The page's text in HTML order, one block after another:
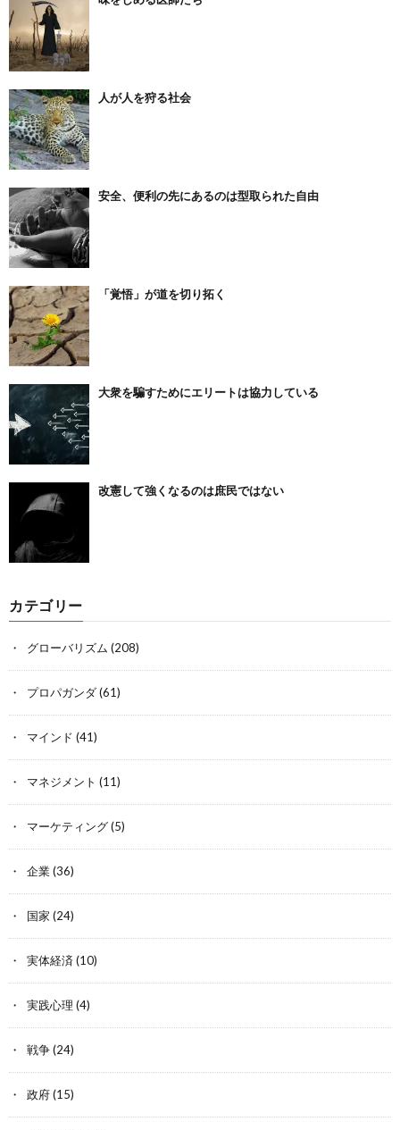
人が人を狩る社会
安全、便利の先にあるのは型取られた自由
「覚悟」が道を切り拓く
大衆を騙すためにエリートは協力している
改憲して強くなるのは庶民ではない
カテゴリー
グローバリズム (208)
プロパガンダ(61)
マインド (41)
マネジメント (11)
マーケティング(5)
企業(36)
国家 (24)
実体経済 (10)
実践心理 (4)
戦争(24)
政府(15)